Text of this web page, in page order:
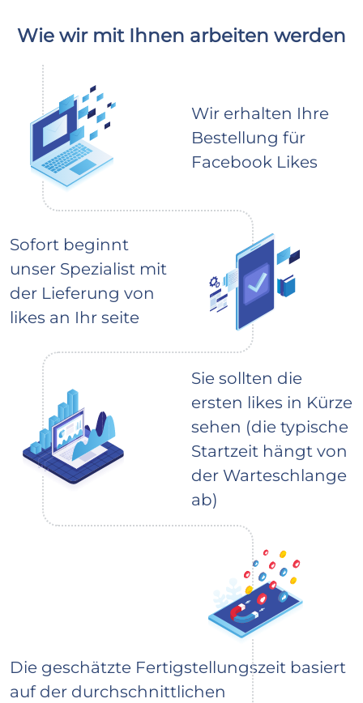
Wie wir mit Ihnen arbeiten werden
Wir erhalten Ihre
Bestellung für
Facebook Likes
Sofort beginnt
unser Spezialist mit
der Lieferung von
likes an Ihr seite
Sie sollten die
ersten likes in Kürze
sehen (die typische
Startzeit hängt von
der Warteschlange
ab)
Die geschätzte Fertigstellungszeit basiert
auf der durchschnittlichen